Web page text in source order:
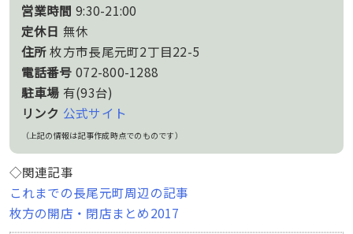
営業時間 9:30-21:00
定休日 無休
住所枚方市長尾元町2丁目22-5
電話番号 072-800-1288
駐車場 有(93台)
リンク 公式サイト
（上記の情報は記事作成時点でのものです）
◇関連記事
これまでの長尾元町周辺の記事
枚方の開店・閉店まとめ2017